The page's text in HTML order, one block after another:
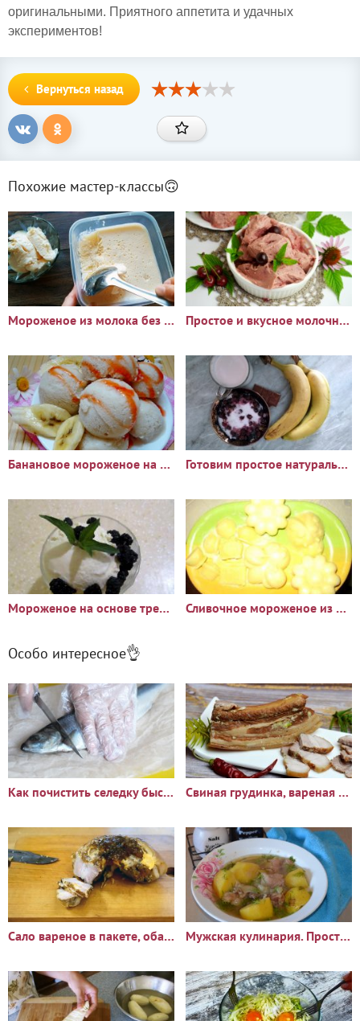
оригинальными. Приятного аппетита и удачных
экспериментов!
Вернуться назад
Похожие мастер-классы🙃
Мороженое из молока без сливок, вкус детства Простое и вкусное молочное мороженое с вишней
Банановое мороженое на кефире Готовим простое натуральное мороженное из того что есть
Мороженое на основе трех компонентов без сахара и специального Сливочное мороженое из домашнего молока
Особо интересное👌
Как почистить селедку быстро и без костей Свиная грудинка, вареная в луковой шелухе - аппетитный вид,
Сало вареное в пакете, обалденный рецепт Мужская кулинария. Простая шурпа на скорую руку